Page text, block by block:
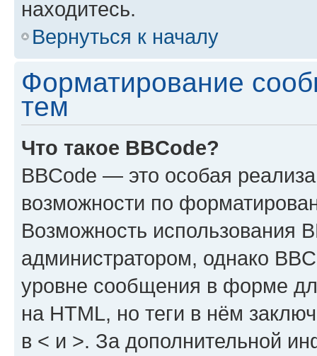
находитесь.
Вернуться к началу
Форматирование
тем
Что такое BBCode?
BBCode — это особая
возможности по
Возможность использования
администратором, однако
уровне сообщения в форме
на HTML, но теги в нём
в < и >. За дополнительной